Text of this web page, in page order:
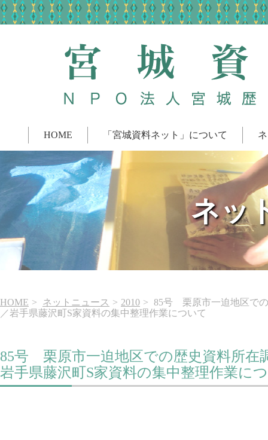
HOME 「宮城資料ネット」について
ネッ
HOME ネットニュース 2010
85号 栗原市一迫地区で
／岩手県藤沢町S家資料の集中整理作業について
85号 栗原市一迫地区での歴史資料所在
岩手県藤沢町S家資料の集中整理作業に